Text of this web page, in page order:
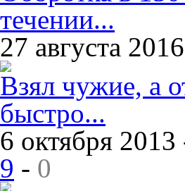
течении...
27 августа
Взял чужие, а
быстро...
6 октября 2013
9 - 0